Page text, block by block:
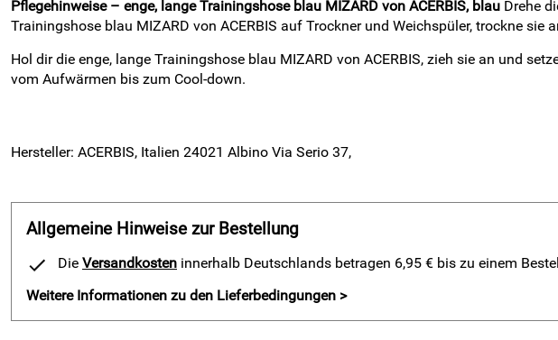
Pflegehinweise – enge, lange Trainingshose blau MIZARD von ACERBIS, blau Drehe
Trainingshose blau MIZARD von ACERBIS auf Trockner und Weichspüler, trockne
Hol dir die enge, lange Trainingshose blau MIZARD von ACERBIS, zieh sie an und
vom Aufwärmen bis zum Cool-down.
Hersteller: ACERBIS, Italien 24021 Albino Via Serio 37,
Allgemeine Hinweise zur Bestellung
Die Versandkosten innerhalb Deutschlands betragen 6,95 € bis zu einem
Weitere Informationen zu den Lieferbedingungen >